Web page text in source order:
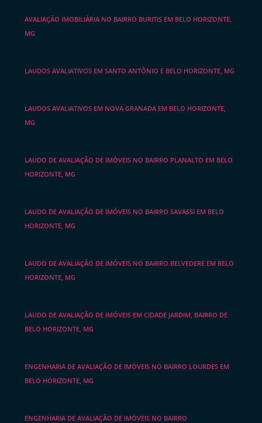
AVALIAÇÃO IMOBILIÁRIA NO BAIRRO BURITIS EM BELO HORIZONTE,
MG
LAUDOS AVALIATIVOS EM SANTO ANTÔNIO E BELO HORIZONTE, MG
LAUDOS AVALIATIVOS EM NOVA GRANADA EM BELO HORIZONTE,
MG
LAUDO DE AVALIAÇÃO DE IMÓVEIS NO BAIRRO PLANALTO EM BELO
HORIZONTE, MG
LAUDO DE AVALIAÇÃO DE IMÓVEIS NO BAIRRO SAVASSI EM BELO
HORIZONTE, MG
LAUDO DE AVALIAÇÃO DE IMÓVEIS NO BAIRRO BELVEDERE EM BELO
HORIZONTE, MG
LAUDO DE AVALIAÇÃO DE IMÓVEIS EM CIDADE JARDIM, BAIRRO DE
BELO HORIZONTE, MG
ENGENHARIA DE AVALIAÇÃO DE IMÓVEIS NO BAIRRO LOURDES EM
BELO HORIZONTE, MG
ENGENHARIA DE AVALIAÇÃO DE IMÓVEIS NO BAIRRO